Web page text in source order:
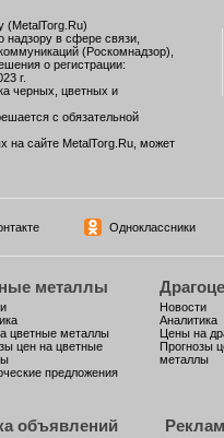
(MetalTorg.Ru)
надзору в сфере связи,
(Роскомнадзор),
о регистрации:
г.
черных, цветных и
с обязательной
на сайте MetalTorg.Ru, может
Одноклассники
металлы
цветные металлы
цен на цветные
предложения
Новости
Аналитика
Цены на
Прогнозы
металлы
объявлений